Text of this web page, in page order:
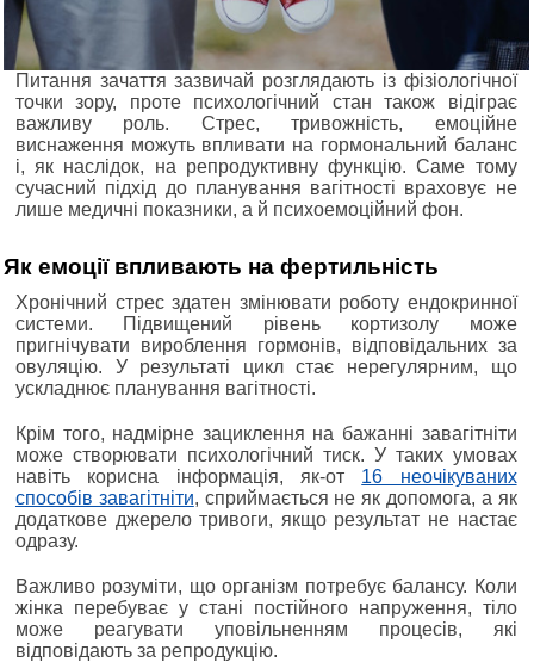
Питання зачаття зазвичай розглядають із фізіологічної
точки зору, проте психологічний стан також відіграє
важливу роль. Стрес, тривожність, емоційне
виснаження можуть впливати на гормональний баланс
і, як наслідок, на репродуктивну функцію. Саме тому
сучасний підхід до планування вагітності враховує не
лише медичні показники, а й психоемоційний фон.
Як емоції впливають на фертильність
Хронічний стрес здатен змінювати роботу ендокринної
системи. Підвищений рівень кортизолу може
пригнічувати вироблення гормонів, відповідальних за
овуляцію. У результаті цикл стає нерегулярним, що
ускладнює планування вагітності.
Крім того, надмірне зациклення на бажанні завагітніти
може створювати психологічний тиск. У таких умовах
навіть корисна інформація, як-от 16 неочікуваних
способів завагітніти, сприймається не як допомога, а як
додаткове джерело тривоги, якщо результат не настає
одразу.
Важливо розуміти, що організм потребує балансу. Коли
жінка перебуває у стані постійного напруження, тіло
може реагувати уповільненням процесів, які
відповідають за репродукцію.